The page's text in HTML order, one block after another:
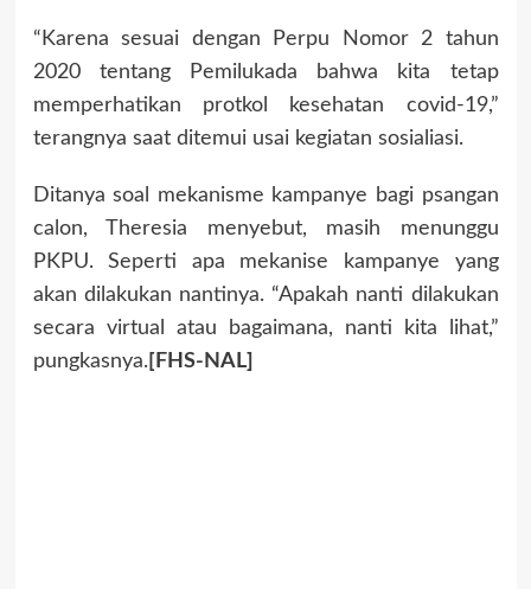
“Karena sesuai dengan Perpu Nomor 2 tahun
2020 tentang Pemilukada bahwa kita tetap
memperhatikan protkol kesehatan covid-19,”
terangnya saat ditemui usai kegiatan sosialiasi.
Ditanya soal mekanisme kampanye bagi psangan
calon, Theresia menyebut, masih menunggu
PKPU. Seperti apa mekanise kampanye yang
akan dilakukan nantinya. “Apakah nanti dilakukan
secara virtual atau bagaimana, nanti kita lihat,”
pungkasnya. [FHS-NAL]